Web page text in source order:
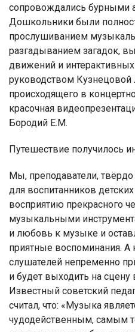
сопровождались бурными
Дошкольники были
прослушиванием
разгадыванием загадок,
движений и
руководством
происходящего в
красочная
Бородий Е.М.
Путешествие получилось
Мы, преподаватели,
для воспитанников
восприятию прекрасного
музыкальными
и любовь к музыке и
приятные воспоминания. А
слушателей непременно
и будет выходить на сцену
Известный советский
считал, что: «Музыка
чудодейственным, самым